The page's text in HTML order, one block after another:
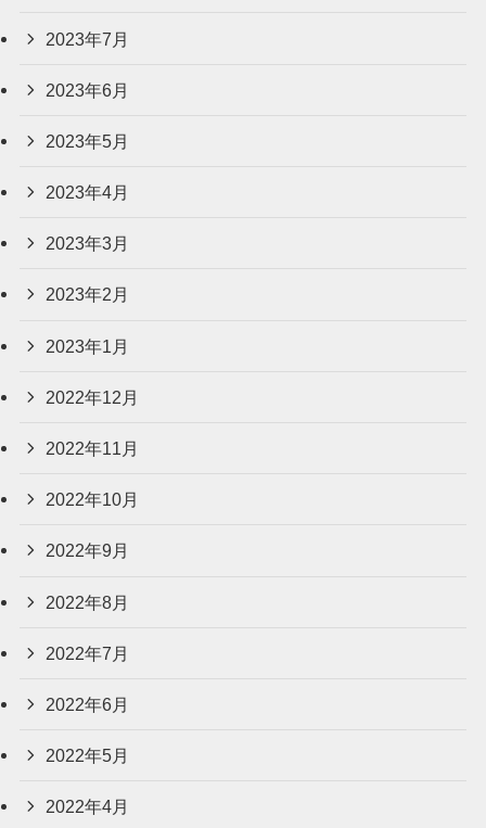
2023年7月
2023年6月
2023年5月
2023年4月
2023年3月
2023年2月
2023年1月
2022年12月
2022年11月
2022年10月
2022年9月
2022年8月
2022年7月
2022年6月
2022年5月
2022年4月